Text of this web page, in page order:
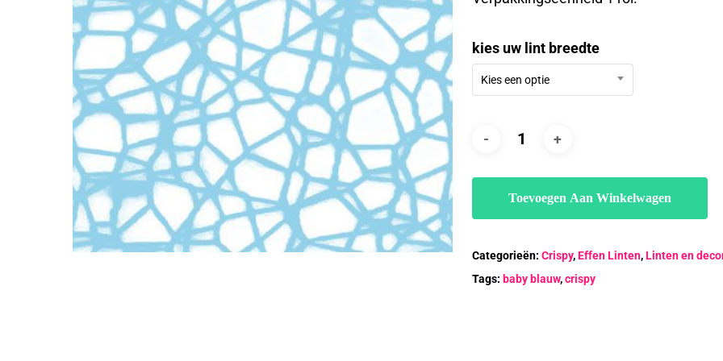
kies uw lint breedte
Kies een optie
Toevoegen Aan Winkelwagen
Categorieën: Crispy,Effen Linten,Linten en
Tags: baby blauw,crispy